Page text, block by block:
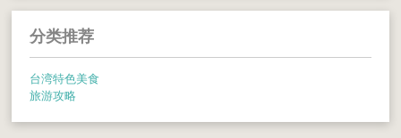
分类推荐
台湾特色美食
旅游攻略